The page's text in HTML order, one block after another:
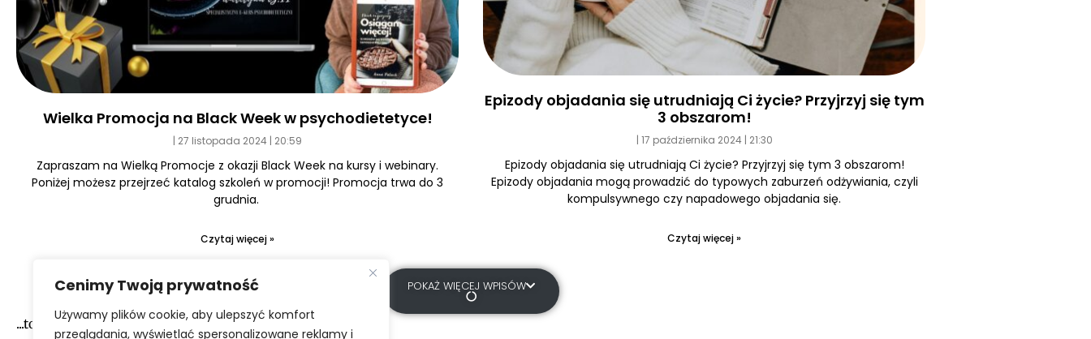
Cenimy Twoją prywatność
Używamy plików cookie, aby ulepszyć komfort
przeglądania, wyświetlać spersonalizowane reklamy i
Wielka Promocja na Black Week w psychodietetyce!
27 listopada 2024 20:59
Zapraszam na Wielką Promocje z okazji Black Week na kursy i webinary.
Poniżej możesz przejrzeć katalog szkoleń w promocji! Promocja trwa do 3
grudnia.
Czytaj więcej »
Epizody objadania się utrudniają Ci życie? Przyjrzyj się tym
3 obszarom!
17 października 2024 21:30
Epizody objadania się utrudniają Ci życie? Przyjrzyj się tym 3 obszarom!
Epizody objadania mogą prowadzić do typowych zaburzeń odżywiania, czyli
kompulsywnego czy napadowego objadania się.
Czytaj więcej »
POKAŻ WIĘCEJ WPISÓW
...to narazie wszystko :-)